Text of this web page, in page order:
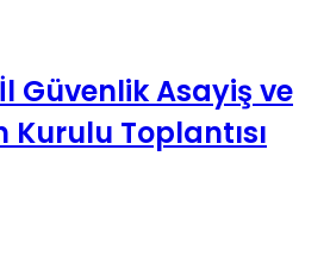
Güvenlik Asayiş ve
Toplantısı